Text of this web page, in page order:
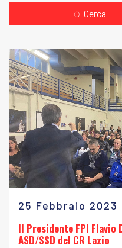
Cerca
25 Febbraio 2023
Il Presidente FPI Flavio
ASD/SSD del CR Lazio